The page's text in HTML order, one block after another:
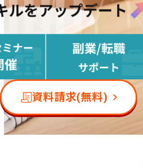
資料請求(無料)